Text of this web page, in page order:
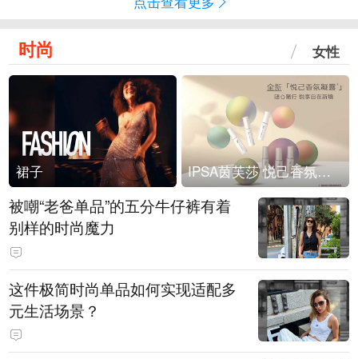
时尚 女性
裙子 IPSA茵芙莎 悦己香氛凝露上市
被嘲“老爸单品”的五分牛仔裤有着
别样的时尚魔力
这件极简时尚单品如何实现适配多
元生活场景？